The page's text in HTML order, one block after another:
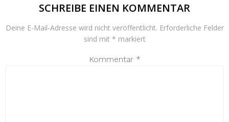
SCHREIBE EINEN KOMMENTAR
Deine E-Mail-Adresse wird nicht veröffentlicht. Erforderliche Felder
sind mit * markiert
Kommentar *